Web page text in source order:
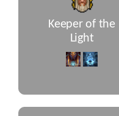
Keeper of the
Light